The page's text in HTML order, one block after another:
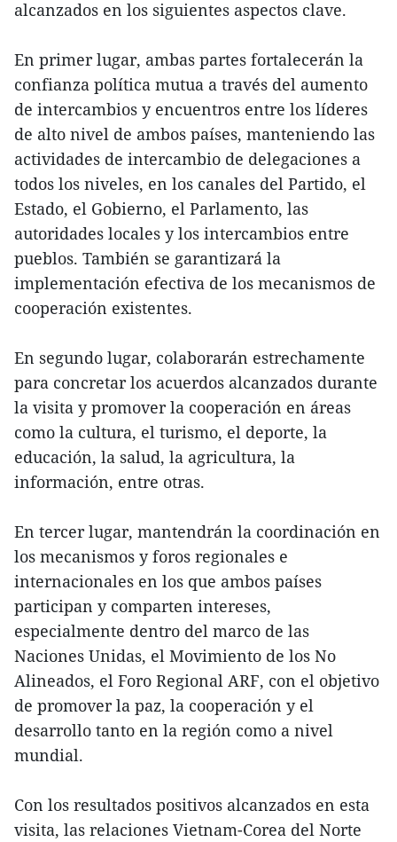
alcanzados en los siguientes aspectos clave.
En primer lugar, ambas partes fortalecerán la
confianza política mutua a través del aumento
de intercambios y encuentros entre los líderes
de alto nivel de ambos países, manteniendo las
actividades de intercambio de delegaciones a
todos los niveles, en los canales del Partido, el
Estado, el Gobierno, el Parlamento, las
autoridades locales y los intercambios entre
pueblos. También se garantizará la
implementación efectiva de los mecanismos de
cooperación existentes.
En segundo lugar, colaborarán estrechamente
para concretar los acuerdos alcanzados durante
la visita y promover la cooperación en áreas
como la cultura, el turismo, el deporte, la
educación, la salud, la agricultura, la
información, entre otras.
En tercer lugar, mantendrán la coordinación en
los mecanismos y foros regionales e
internacionales en los que ambos países
participan y comparten intereses,
especialmente dentro del marco de las
Naciones Unidas, el Movimiento de los No
Alineados, el Foro Regional ARF, con el objetivo
de promover la paz, la cooperación y el
desarrollo tanto en la región como a nivel
mundial.
Con los resultados positivos alcanzados en esta
visita, las relaciones Vietnam-Corea del Norte